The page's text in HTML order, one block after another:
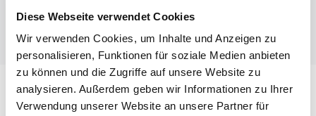
Diese Webseite verwendet Cookies
Wir verwenden Cookies, um Inhalte und Anzeigen zu
personalisieren, Funktionen für soziale Medien anbieten
zu können und die Zugriffe auf unsere Website zu
analysieren. Außerdem geben wir Informationen zu Ihrer
Verwendung unserer Website an unsere Partner für
Lageplan